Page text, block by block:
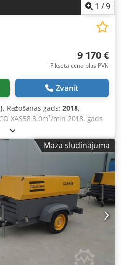
1 /9
9 170 €
Fiksēta cena plus PVN
Zvanīt
, Ražošanas gads: 2018,
XAS58 3,0m³/min 2018. gads
XAS 58, pēc servisa.
m³/min; Dsdpfxjtyk Svj Ah
- Izgatavošanas gads: 2018; -
681 stundas! Kompresors
(bez PVN): 39 500 PLN Cena (ar
saite uz video, kurā
Mazā sludinājuma